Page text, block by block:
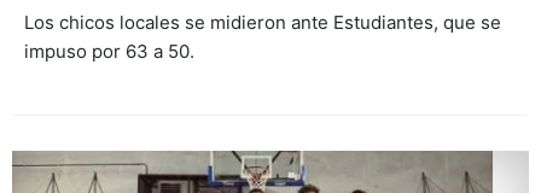
Los chicos locales se midieron ante Estudiantes, que se
impuso por 63 a 50.